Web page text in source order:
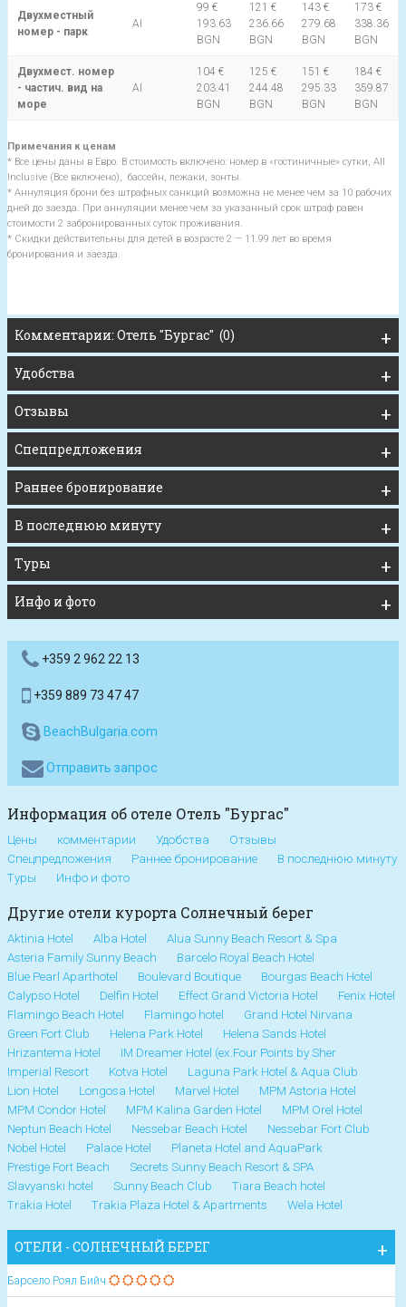
Двухместный
номер - парк
AI
99 €
193.63
BGN
121 €
236.66
BGN
143 €
279.68
BGN
173 €
338.36
BGN
Двухмест. номер
- частич. вид на
море
AI
104 €
203.41
BGN
125 €
244.48
BGN
151 €
295.33
BGN
184 €
359.87
BGN
Примечания к ценам
* Все цены даны в Евро. В стоимость включено: номер в «гостиничные» сутки, All
Inclusive (Все включено), бассейн, лежаки, зонты.
* Аннуляция брони без штрафных санкций возможна не менее чем за 10 рабочих
дней до заезда. При аннуляции менее чем за указанный срок штраф равен
стоимости 2 забронированных суток проживания.
* Скидки действительны для детей в возрасте 2 — 11.99 лет во время
бронирования и заезда.
Комментарии: Отель "Бургас" (0)
Удобства
Отзывы
Спецпредложения
Раннее бронирование
В последнюю минуту
Туры
Инфо и фото
+359 2 962 22 13
+359 889 73 47 47
BeachBulgaria.com
Отправить запрос
Информация об отеле Отель "Бургас"
Цены комментарии Удобства
Отзывы
Спецпредложения
Раннее бронирование
В последнюю минуту
Туры
Инфо и фото
Другие отели курорта Солнечный берег
Aktinia Hotel Alba Hotel
Alua Sunny Beach Resort & Spa
Asteria Family Sunny Beach
Barcelo Royal Beach Hotel
Blue Pearl Aparthotel
Boulevard Boutique
Bourgas Beach Hotel
Calypso Hotel
Delfin Hotel Effect Grand Victoria Hotel
Fenix Hotel
Flamingo Beach Hotel
Flamingo hotel
Grand Hotel Nirvana
Green Fort Club
Helena Park Hotel
Helena Sands Hotel
Hrizantema Hotel
IM Dreamer Hotel (ex.Four Points by Sher
Imperial Resort
Kotva Hotel
Laguna Park Hotel & Aqua Club
Lion Hotel
Longosa Hotel Marvel Hotel
MPM Astoria Hotel
MPM Condor Hotel
MPM Kalina Garden Hotel
MPM Orel Hotel
Neptun Beach Hotel
Nessebar Beach Hotel
Nessebar Fort Club
Nobel Hotel
Palace Hotel
Planeta Hotel and AquaPark
Prestige Fort Beach
Secrets Sunny Beach Resort & SPA
Slavyanski hotel
Sunny Beach Club
Tiara Beach hotel
Trakia Hotel
Trakia Plaza Hotel & Apartments Wela Hotel
ОТЕЛИ - СОЛНЕЧНЫЙ БЕРЕГ
Барсело Роял Бийч